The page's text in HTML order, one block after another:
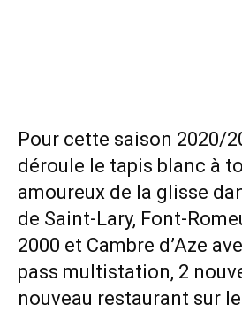
Pour cette saison 2020/
déroule le tapis blanc à
amoureux de la glisse
de Saint-Lary, Font-
2000 et Cambre d’Aze
pass multistation, 2
nouveau restaurant sur